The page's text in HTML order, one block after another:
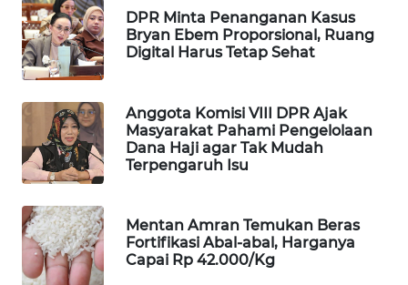
DPR Minta Penanganan Kasus
Bryan Ebem Proporsional, Ruang
Digital Harus Tetap Sehat
Anggota Komisi VIII DPR Ajak
Masyarakat Pahami Pengelolaan
Dana Haji agar Tak Mudah
Terpengaruh Isu
Mentan Amran Temukan Beras
Fortifikasi Abal-abal, Harganya
Capai Rp 42.000/Kg
WAHANANEWS
ID
CO ID
WAHANANEWS
NET
WAHANA
SPORT